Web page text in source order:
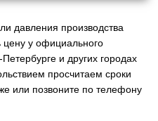
давления производства
цену у официального
и других городах
просчитаем сроки
или позвоните по телефону